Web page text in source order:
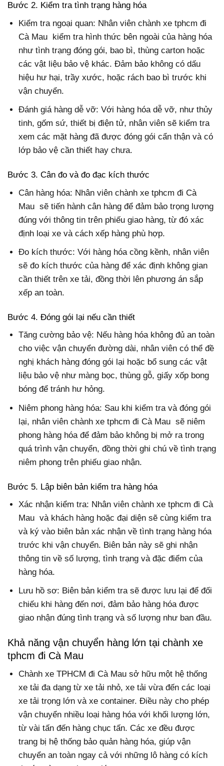
Bước 2. Kiểm tra tình trạng hàng hóa
Kiểm tra ngoại quan: Nhân viên chành xe tphcm đi
Cà Mau kiểm tra hình thức bên ngoài của hàng hóa
như tình trạng đóng gói, bao bì, thùng carton hoặc
các vật liệu bảo vệ khác. Đảm bảo không có dấu
hiệu hư hại, trầy xước, hoặc rách bao bì trước khi
vận chuyển.
Đánh giá hàng dễ vỡ: Với hàng hóa dễ vỡ, như thủy
tinh, gốm sứ, thiết bị điện tử, nhân viên sẽ kiểm tra
xem các mặt hàng đã được đóng gói cẩn thận và có
lớp bảo vệ cần thiết hay chưa.
Bước 3. Cân đo và đo đạc kích thước
Cân hàng hóa: Nhân viên chành xe tphcm đi Cà
Mau sẽ tiến hành cân hàng để đảm bảo trọng lượng
đúng với thông tin trên phiếu giao hàng, từ đó xác
định loại xe và cách xếp hàng phù hợp.
Đo kích thước: Với hàng hóa cồng kềnh, nhân viên
sẽ đo kích thước của hàng để xác định không gian
cần thiết trên xe tải, đồng thời lên phương án sắp
xếp an toàn.
Bước 4. Đóng gói lại nếu cần thiết
Tăng cường bảo vệ: Nếu hàng hóa không đủ an toàn
cho việc vận chuyển đường dài, nhân viên có thể đề
nghị khách hàng đóng gói lại hoặc bổ sung các vật
liệu bảo vệ như màng bọc, thùng gỗ, giấy xốp bong
bóng để tránh hư hỏng.
Niêm phong hàng hóa: Sau khi kiểm tra và đóng gói
lại, nhân viên chành xe tphcm đi Cà Mau sẽ niêm
phong hàng hóa để đảm bảo không bị mở ra trong
quá trình vận chuyển, đồng thời ghi chú về tình trạng
niêm phong trên phiếu giao nhận.
Bước 5. Lập biên bản kiểm tra hàng hóa
Xác nhận kiểm tra: Nhân viên chành xe tphcm đi Cà
Mau và khách hàng hoặc đại diện sẽ cùng kiểm tra
và ký vào biên bản xác nhận về tình trạng hàng hóa
trước khi vận chuyển. Biên bản này sẽ ghi nhận
thông tin về số lượng, tình trạng và đặc điểm của
hàng hóa.
Lưu hồ sơ: Biên bản kiểm tra sẽ được lưu lại để đối
chiếu khi hàng đến nơi, đảm bảo hàng hóa được
giao nhận đúng tình trạng và số lượng như ban đầu.
Khả năng vận chuyển hàng lớn tại chành xe
tphcm đi Cà Mau
Chành xe TPHCM đi Cà Mau sở hữu một hệ thống
xe tải đa dạng từ xe tải nhỏ, xe tải vừa đến các loại
xe tải trọng lớn và xe container. Điều này cho phép
vận chuyển nhiều loại hàng hóa với khối lượng lớn,
từ vài tấn đến hàng chục tấn. Các xe đều được
trang bị hệ thống bảo quản hàng hóa, giúp vận
chuyển an toàn ngay cả với những lô hàng có kích